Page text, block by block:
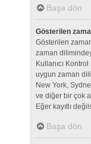
Başa dön
Gösterilen
Gösterilen
zaman
Kullanıcı
uygun zaman
New York,
ve diğer bir çok
Eğer kayıtlı
Başa dön